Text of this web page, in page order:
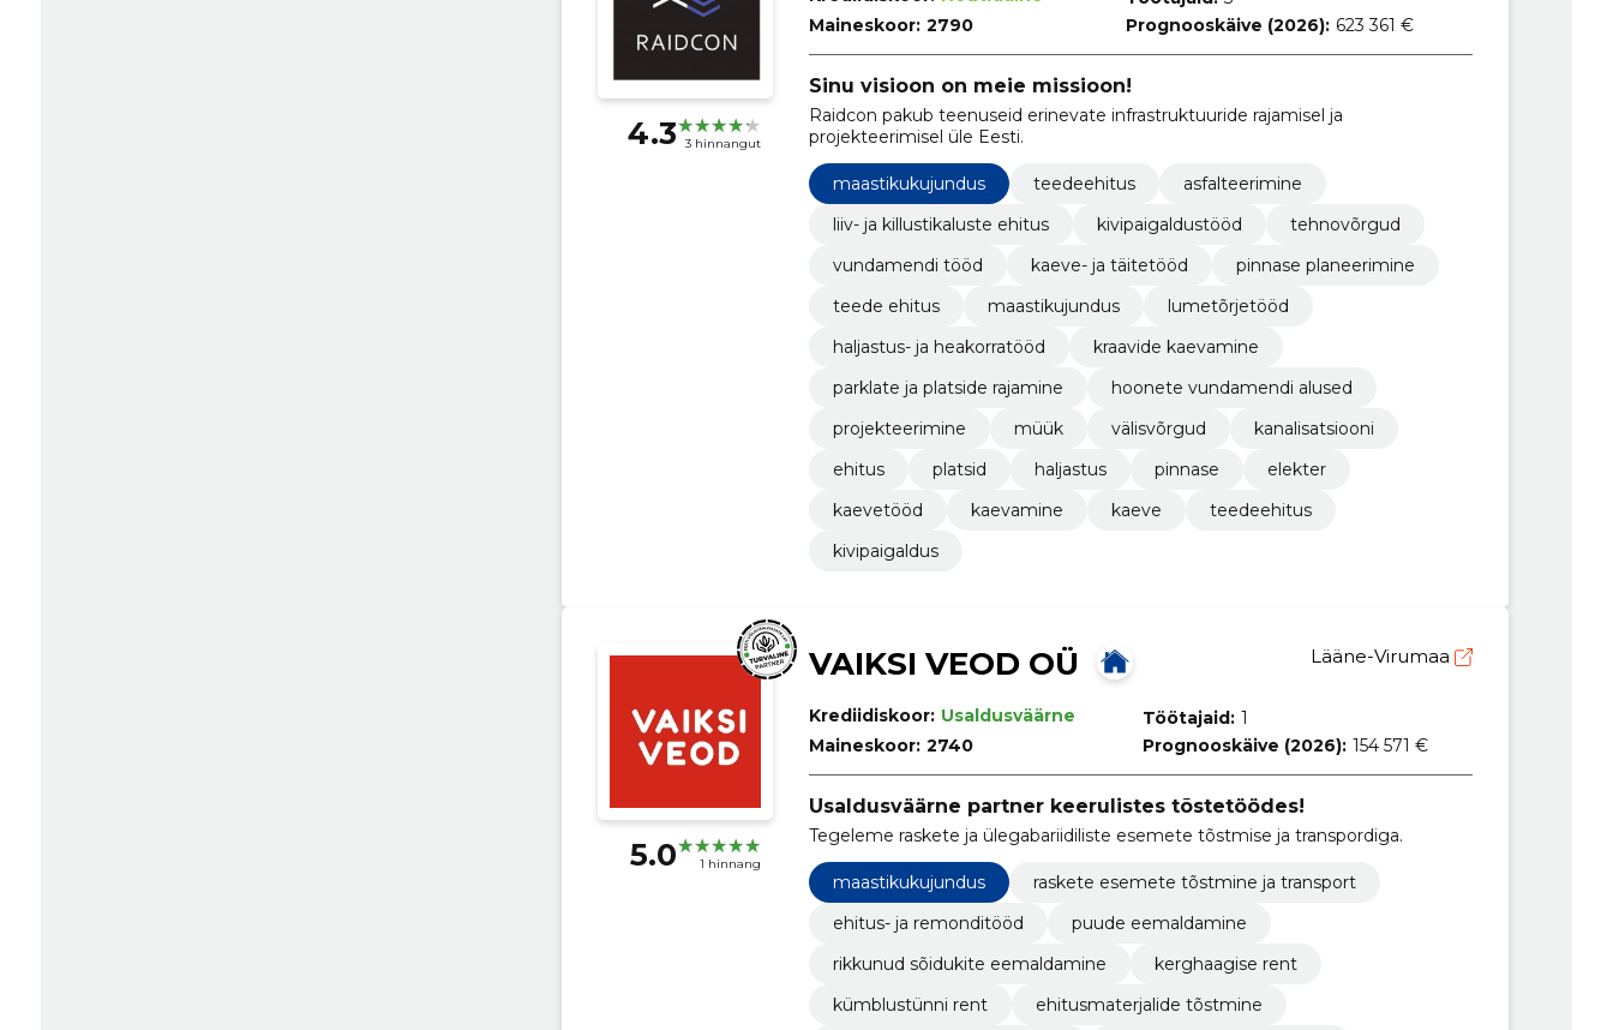
4.3 3 hinnangut
Maineskoor: 2790
Prognooskäive (2026): 623 361 €
Sinu visioon on meie missioon!
Raidcon pakub teenuseid erinevate infrastruktuuride rajamisel ja
projekteerimisel üle Eesti.
maastikukujundus teedeehitus
asfalteerimine
liiv- ja killustikaluste ehitus
kivipaigaldustööd
tehnovõrgud
vundamendi tööd
kaeve- ja täitetööd
pinnase planeerimine
teede ehitus
maastikujundus
lumetõrjetööd
haljastus- ja heakorratööd
kraavide kaevamine
parklate ja platside rajamine
hoonete vundamendi alused
projekteerimine
müük välisvõrgud
kanalisatsiooni
ehitus
platsid haljastus pinnase
elekter
kaevetööd
kaevamine kaeve
teedeehitus
kivipaigaldus
5.0 1 hinnang
VAIKSI VEOD OÜ Lääne-Virumaa
Krediidiskoor: Usaldusväärne
Maineskoor: 2740
Töötajaid: 1
Prognooskäive (2026): 154 571 €
Usaldusväärne partner keerulistes tõstetöödes!
Tegeleme raskete ja ülegabariidiliste esemete tõstmise ja transpordiga.
maastikukujundus
raskete esemete tõstmine ja transport
ehitus- ja remonditööd
puude eemaldamine
rikkunud sõidukite eemaldamine
kerghaagise rent
kümblustünni rent
ehitusmaterjalide tõstmine